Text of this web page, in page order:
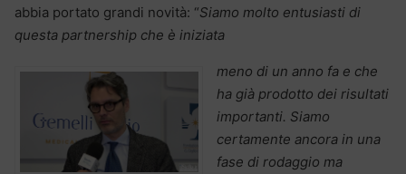
abbia portato grandi novità: “Siamo molto entusiasti di
questa partnership che è iniziata
meno di un anno fa e che
ha già prodotto dei risultati
importanti. Siamo
certamente ancora in una
fase di rodaggio ma